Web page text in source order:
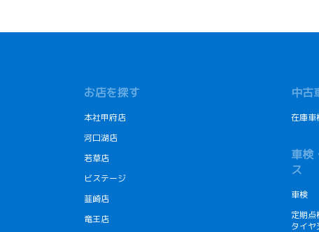
お店を探す
本社甲府店
河口湖店
若草店
ビステージ
韮崎店
竜王店
中古
在庫車
車検
ス
車検
定期点
タイヤ